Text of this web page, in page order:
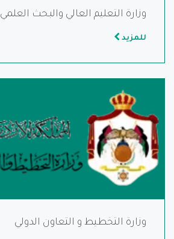
وزارة التعليم العالي والبحث العلمي
للمزيد
وزارة التخطيط و التعاون الدولي